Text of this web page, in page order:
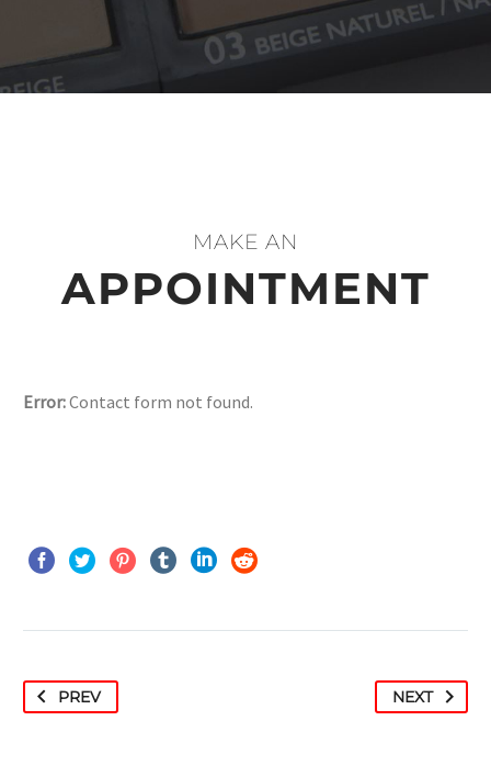
MAKE AN
APPOINTMENT
Error:Contact form not found.
PREV NEXT